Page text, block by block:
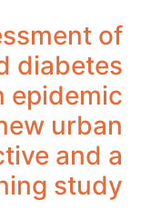
of
diabetes
epidemic
urban
and a
study